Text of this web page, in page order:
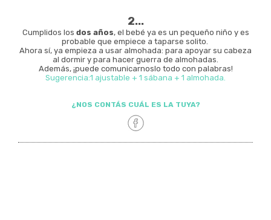
2...
Cumplidos los dos años, el bebé ya es un pequeño niño y es
probable que empiece a taparse solito.
Ahora sí, ya empieza a usar almohada: para apoyar su cabeza
al dormir y para hacer guerra de almohadas.
Además, ¡puede comunicarnoslo todo con palabras!
Sugerencia:1 ajustable + 1 sábana + 1 almohada.
¿NOS CONTÁS CUÁL ES LA TUYA?